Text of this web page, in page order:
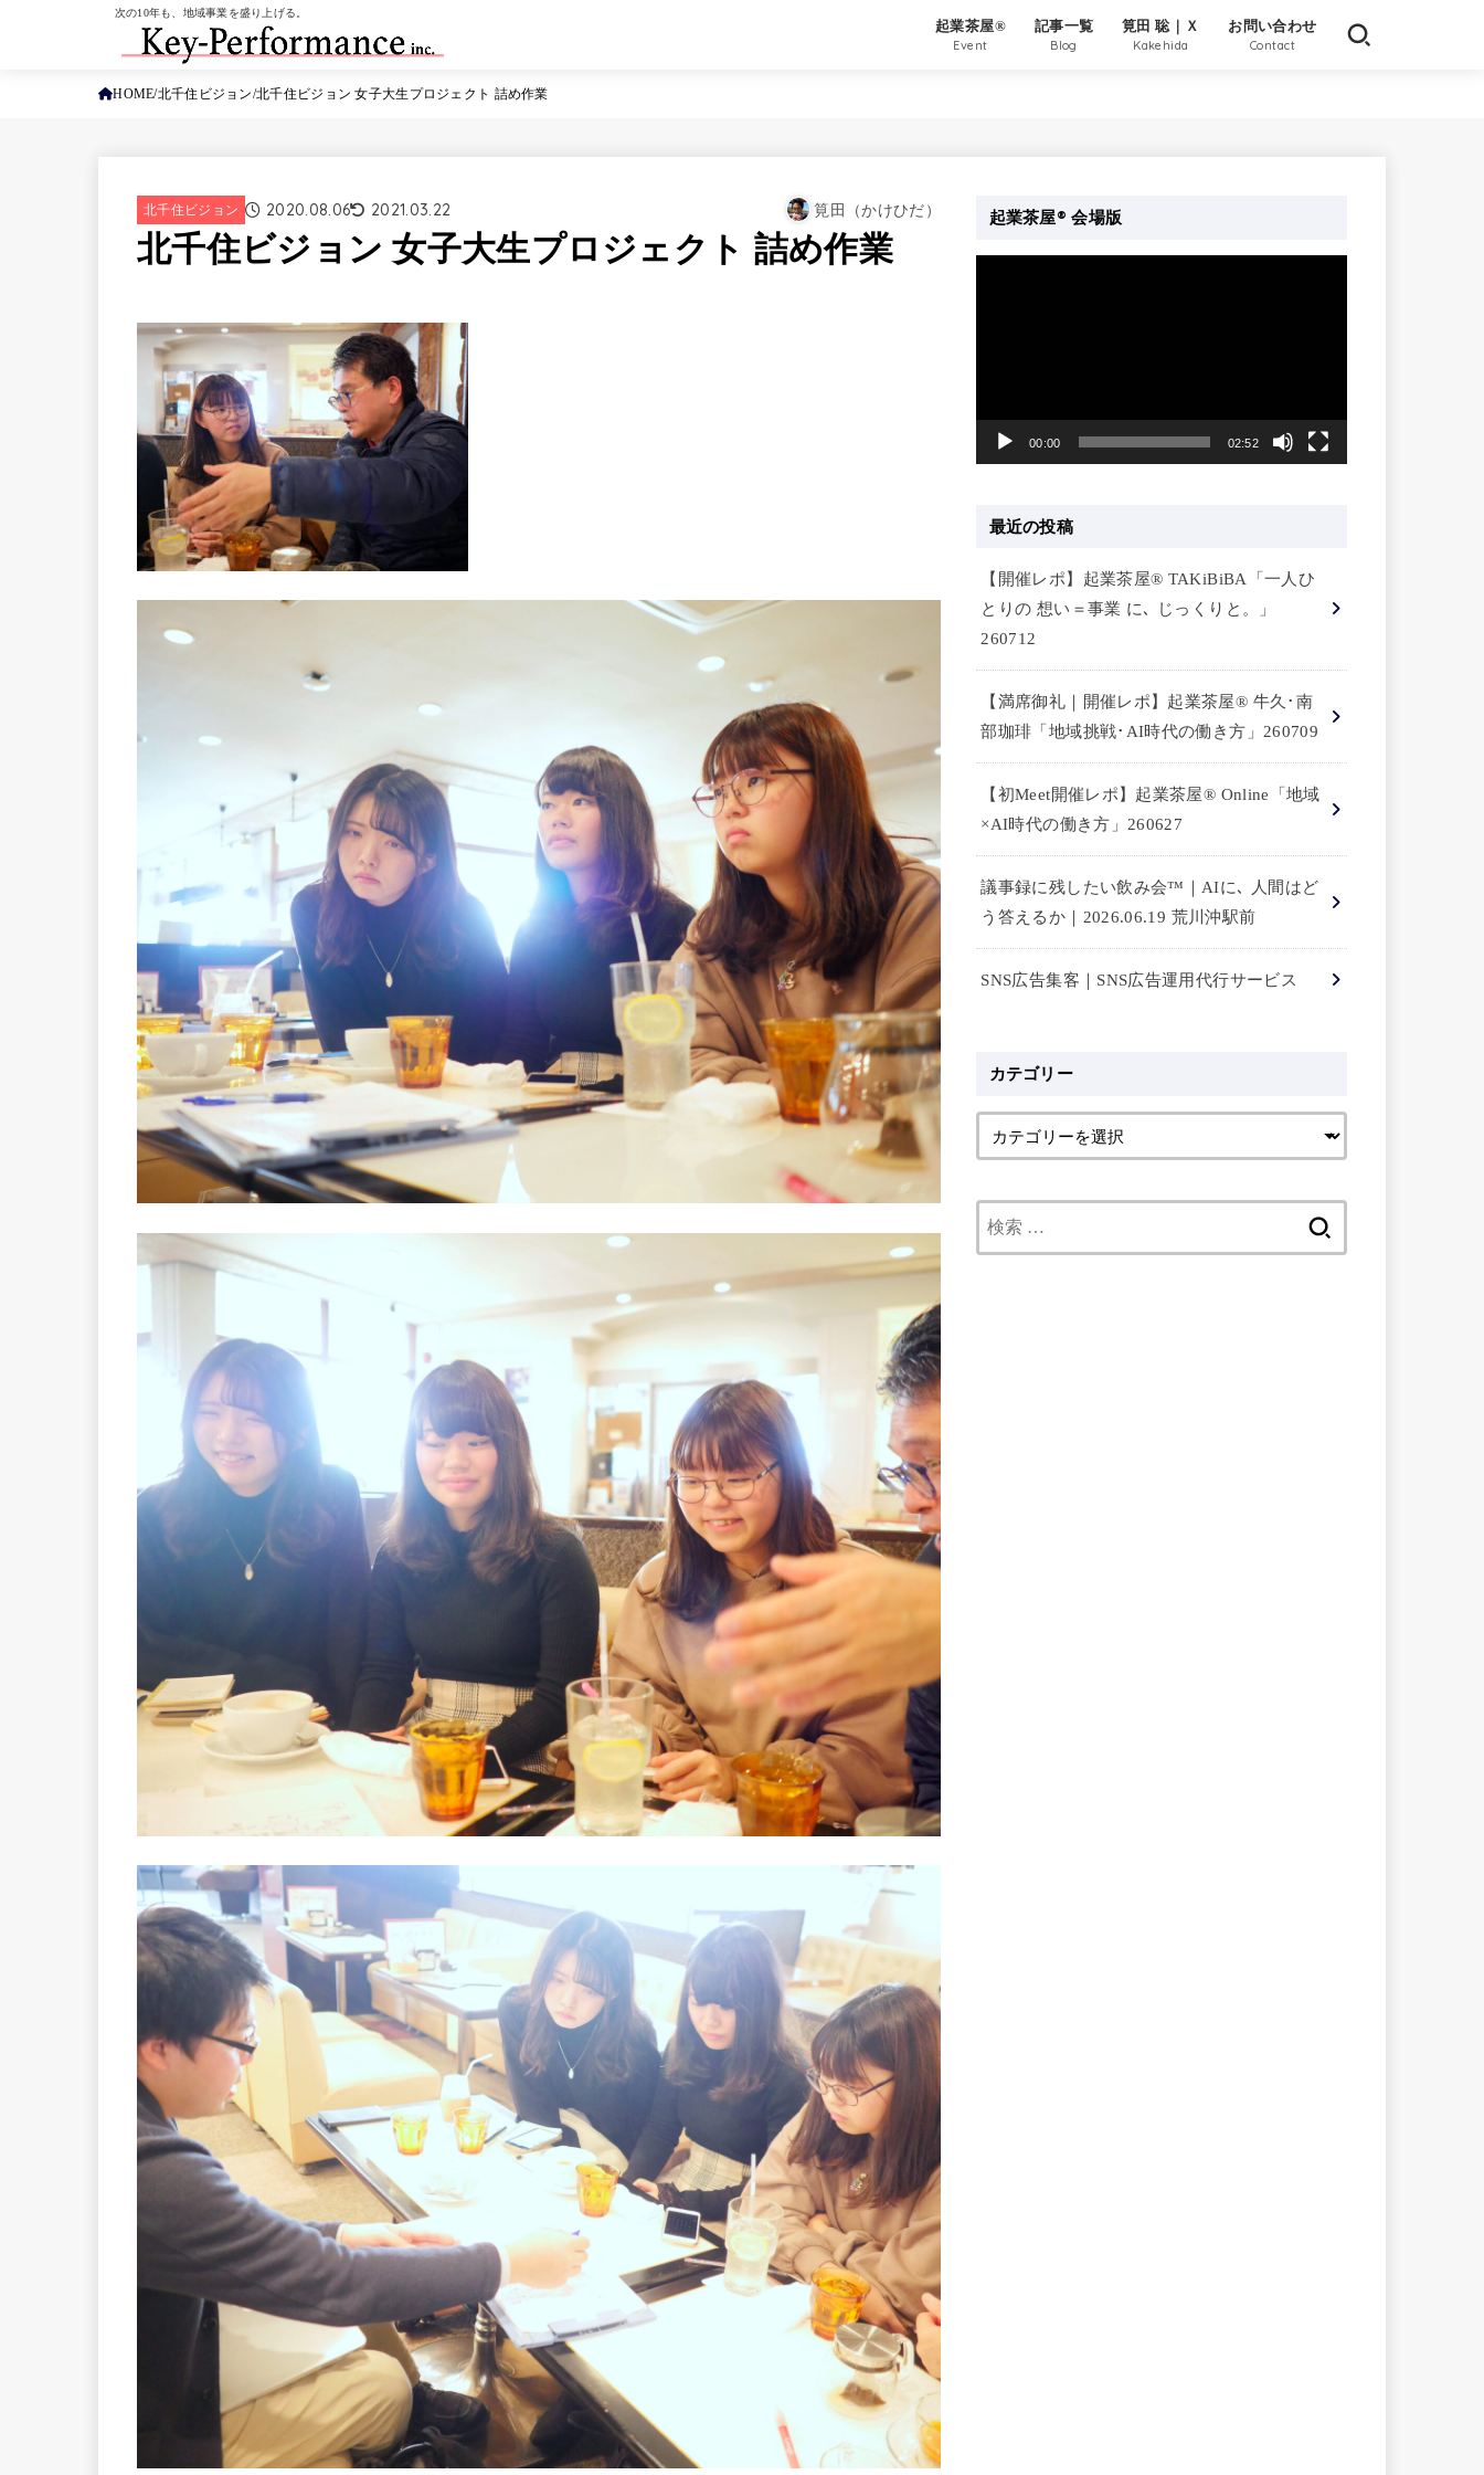
次の10年も、地域事業を盛り上げる。
起業茶屋®
Event
記事一覧
Blog
筧田 聡｜Ｘ
Kakehida
お問い合わせ
Contact
HOME 北千住ビジョン 北千住ビジョン 女子大生プロジェクト 詰め作業
北千住ビジョン 2020.08.06 2021.03.22 筧田（かけひだ）
北千住ビジョン 女子大生プロジェクト 詰め作業
起業茶屋® 会場版
ヤ
00:00 02:52
最近の投稿
【開催レポ】起業茶屋® TAKiBiBA「一人ひ
とりの 想い＝事業 に､ じっくりと。」
260712
【満席御礼｜開催レポ】起業茶屋® 牛久･南
部珈琲「地域挑戦･AI時代の働き方」260709
【初Meet開催レポ】起業茶屋® Online「地域
×AI時代の働き方」260627
議事録に残したい飲み会™｜AIに､ 人間はど
う答えるか｜2026.06.19 荒川沖駅前
SNS広告集客｜SNS広告運用代行サービス
カテゴリー